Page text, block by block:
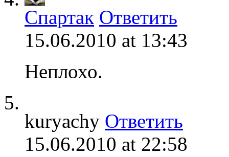
Спартак Ответить
15.06.2010 at 13:43
Неплохо.
kuryachy Ответить
15.06.2010 at 22:58